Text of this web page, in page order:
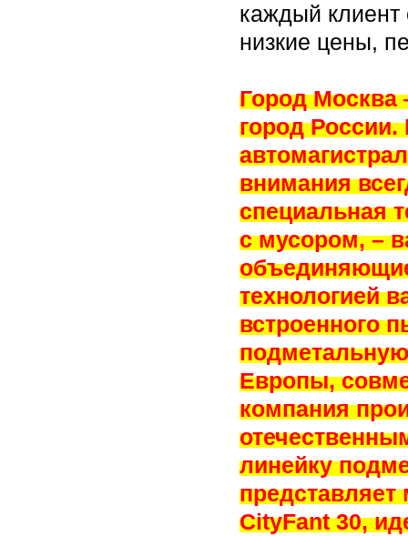
каждый клиент
низкие цены,
Город
город
внимания
специальная
с мусором, –
технологией
встроенного
Европы,
компания
линейку
CityFant 30,